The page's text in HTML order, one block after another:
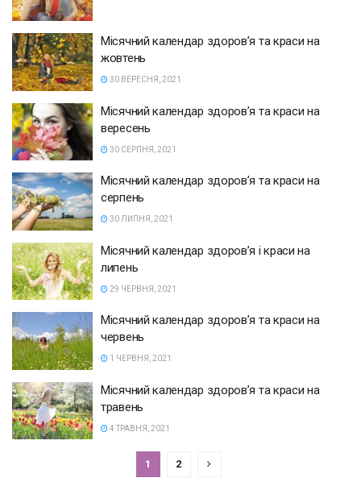
Місячний календар здоров’я та краси на
жовтень
30 ВЕРЕСНЯ, 2021
Місячний календар здоров’я та краси на
вересень
30 СЕРПНЯ, 2021
Місячний календар здоров’я та краси на
серпень
30 ЛИПНЯ, 2021
Місячний календар здоров’я і краси на
липень
29 ЧЕРВНЯ, 2021
Місячний календар здоров’я та краси на
червень
1 ЧЕРВНЯ, 2021
Місячний календар здоров’я та краси на
травень
4 ТРАВНЯ, 2021
1 2